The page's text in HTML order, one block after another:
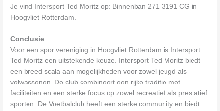
Je vind Intersport Ted Moritz op: Binnenban 271 3191 CG in
Hoogvliet Rotterdam.
Conclusie
Voor een sportvereniging in Hoogvliet Rotterdam is Intersport
Ted Moritz een uitstekende keuze. Intersport Ted Moritz biedt
een breed scala aan mogelijkheden voor zowel jeugd als
volwassenen. De club combineert een rijke traditie met
faciliteiten en een sterke focus op zowel recreatief als prestatief
sporten. De Voetbalclub heeft een sterke community en biedt